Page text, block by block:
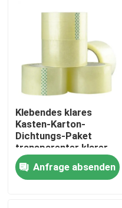
Haus
Klebendes klares
Kasten-Karton-
Dichtungs-Paket
transparenter klarer
Bopp-Packband
Anfrage absenden